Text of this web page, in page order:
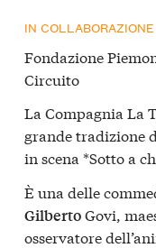
IN
Fondazione
Circuito
La Compagnia La
grande tradizione
in scena *Sotto a
È una delle
GilbertoGovi,
osservatore